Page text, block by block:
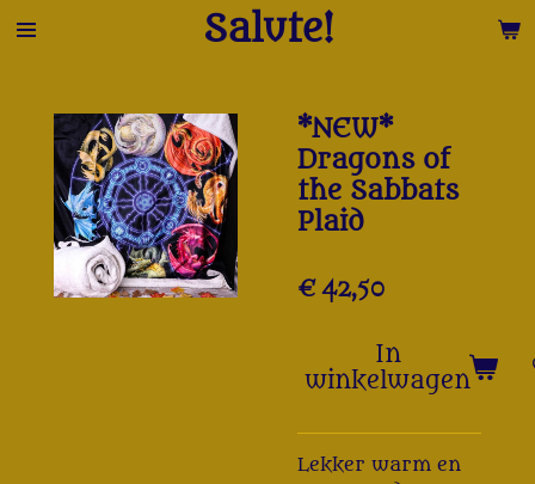
Ga
hoofdinhoud
Salute!
*NEW*
Dragons of
the Sabbats
Plaid
€ 42,50
In
winkelwagen
Lekker warm en